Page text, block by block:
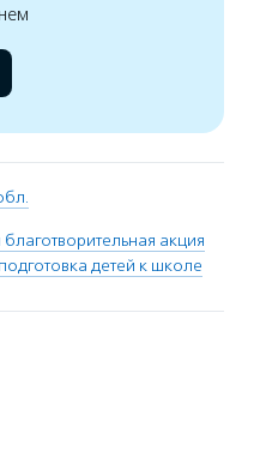
акция
подготовка детей к школе